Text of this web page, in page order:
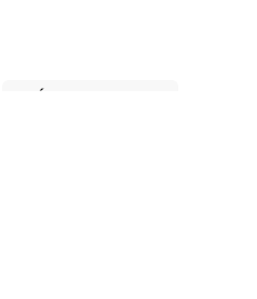
• L'ÉQUIPE MINARD